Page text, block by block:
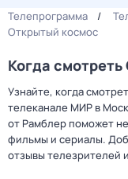
Телепрограмма
Открытый космос
Когда
Узнайте, когда
телеканале МИР в
от Рамблер поможет
фильмы и сериалы.
отзывы телезрителей